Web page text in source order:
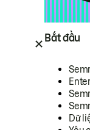
Bắt đầu
Dữ